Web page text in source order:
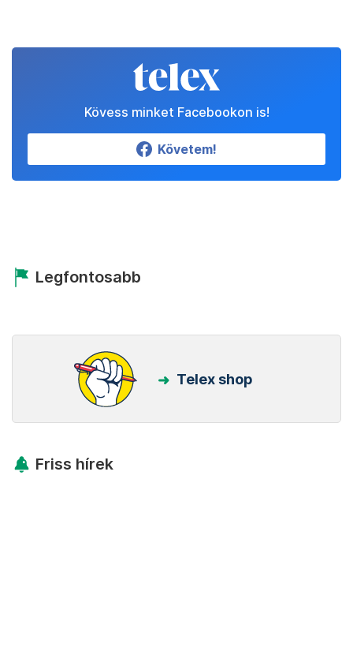
Kövess minket Facebookon is!
Követem!
Legfontosabb
Telex shop
Friss hírek